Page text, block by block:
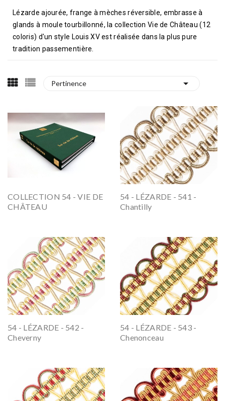
Lézarde ajourée, frange à mèches réversible, embrasse à
glands à moule tourbillonné, la collection Vie de Château (12
coloris) d'un style Louis XV est réalisée dans la plus pure
tradition passementière.
Pertinence 
COLLECTION 54 - VIE DE
CHÂTEAU
54 - LÉZARDE - 541 -
Chantilly
54 - LÉZARDE - 542 -
Cheverny
54 - LÉZARDE - 543 -
Chenonceau